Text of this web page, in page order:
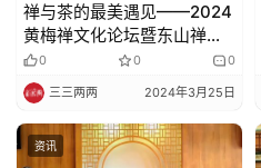
禅与茶的最美遇见——2024
黄梅禅文化论坛暨东山禅茶
大会开幕
0 0 0
三三两两 2024年3月25日
资讯